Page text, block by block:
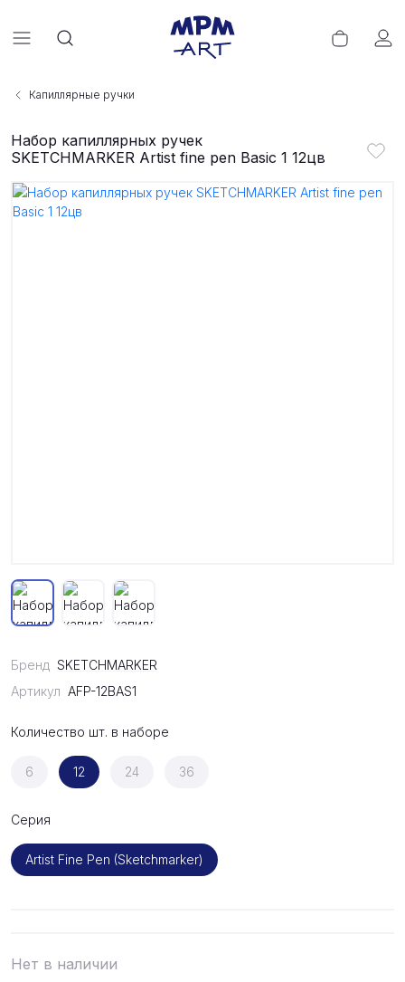
Капиллярные ручки
Набор капиллярных ручек
SKETCHMARKER Artist fine pen Basic 1 12цв
Бренд SKETCHMARKER
Артикул AFP-12BAS1
Количество шт. в наборе
6 12 24 36
Серия
Artist Fine Pen (Sketchmarker)
Нет в наличии